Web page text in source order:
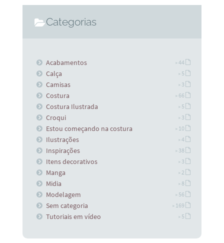
Categorias
Acabamentos » 44
Calça » 5
Camisas » 3
Costura » 66
Costura Ilustrada » 5
Croqui » 3
Estou começando na costura » 10
Ilustrações » 4
Inspirações » 38
Itens decorativos » 3
Manga » 2
Midia » 8
Modelagem » 56
Sem categoria » 169
Tutoriais em vídeo » 5